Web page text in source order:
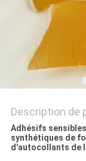
Description de
Adhésifs
synthétiques de
d'autocollants de